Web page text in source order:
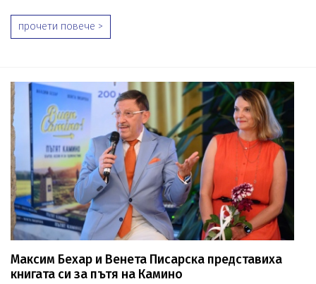
прочети повече >
Максим Бехар и Венета Писарска представиха
книгата си за пътя на Камино